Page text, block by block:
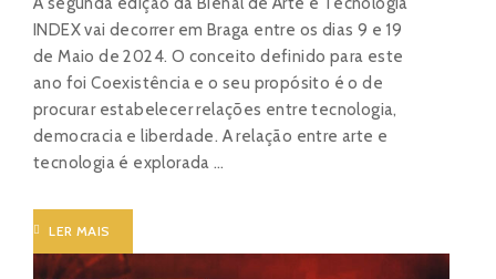
INDEX vai decorrer em Braga entre os dias 9 e 19
de Maio de 2024. O conceito definido para este
ano foi Coexistência e o seu propósito é o de
procurar estabelecer relações entre tecnologia,
democracia e liberdade. A relação entre arte e
tecnologia é explorada …
LER MAIS